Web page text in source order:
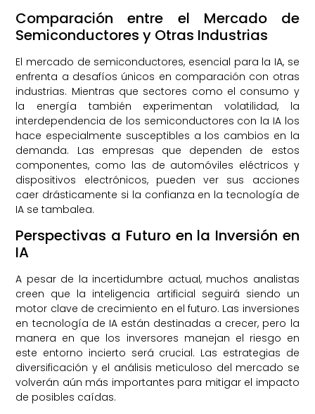
Comparación entre el Mercado de
Semiconductores y Otras Industrias
El mercado de semiconductores, esencial para la IA, se
enfrenta a desafíos únicos en comparación con otras
industrias. Mientras que sectores como el consumo y
la energía también experimentan volatilidad, la
interdependencia de los semiconductores con la IA los
hace especialmente susceptibles a los cambios en la
demanda. Las empresas que dependen de estos
componentes, como las de automóviles eléctricos y
dispositivos electrónicos, pueden ver sus acciones
caer drásticamente si la confianza en la tecnología de
IA se tambalea.
Perspectivas a Futuro en la Inversión en
IA
A pesar de la incertidumbre actual, muchos analistas
creen que la inteligencia artificial seguirá siendo un
motor clave de crecimiento en el futuro. Las inversiones
en tecnología de IA están destinadas a crecer, pero la
manera en que los inversores manejan el riesgo en
este entorno incierto será crucial. Las estrategias de
diversificación y el análisis meticuloso del mercado se
volverán aún más importantes para mitigar el impacto
de posibles caídas.